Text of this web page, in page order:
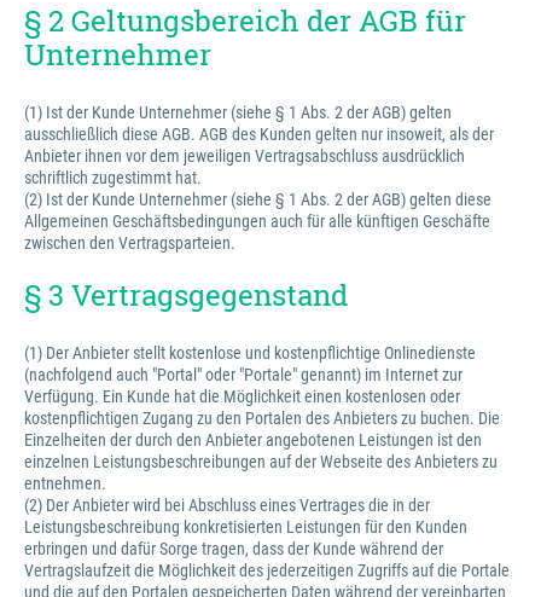
§ 2 Geltungsbereich der AGB für
Unternehmer
(1) Ist der Kunde Unternehmer (siehe § 1 Abs. 2 der AGB) gelten
ausschließlich diese AGB. AGB des Kunden gelten nur insoweit, als der
Anbieter ihnen vor dem jeweiligen Vertragsabschluss ausdrücklich
schriftlich zugestimmt hat.
(2) Ist der Kunde Unternehmer (siehe § 1 Abs. 2 der AGB) gelten diese
Allgemeinen Geschäftsbedingungen auch für alle künftigen Geschäfte
zwischen den Vertragsparteien.
§ 3 Vertragsgegenstand
(1) Der Anbieter stellt kostenlose und kostenpflichtige Onlinedienste
(nachfolgend auch "Portal" oder "Portale" genannt) im Internet zur
Verfügung. Ein Kunde hat die Möglichkeit einen kostenlosen oder
kostenpflichtigen Zugang zu den Portalen des Anbieters zu buchen. Die
Einzelheiten der durch den Anbieter angebotenen Leistungen ist den
einzelnen Leistungsbeschreibungen auf der Webseite des Anbieters zu
entnehmen.
(2) Der Anbieter wird bei Abschluss eines Vertrages die in der
Leistungsbeschreibung konkretisierten Leistungen für den Kunden
erbringen und dafür Sorge tragen, dass der Kunde während der
Vertragslaufzeit die Möglichkeit des jederzeitigen Zugriffs auf die Portale
und die auf den Portalen gespeicherten Daten während der vereinbarten